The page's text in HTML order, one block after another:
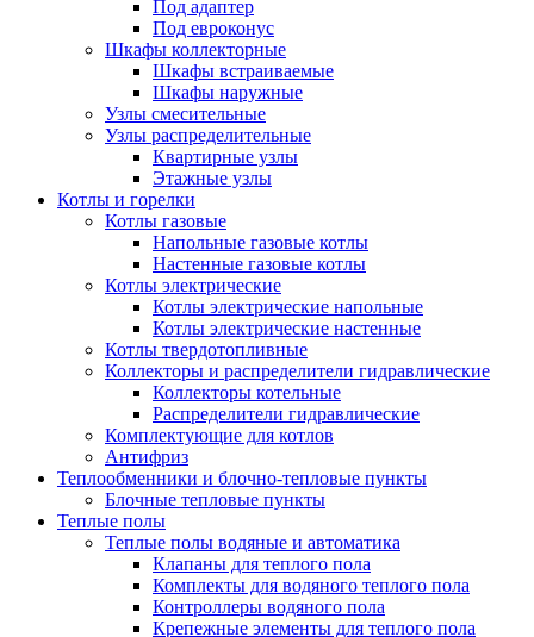
Под адаптер
Под евроконус
Шкафы коллекторные
Шкафы встраиваемые
Шкафы наружные
Узлы смесительные
Узлы распределительные
Квартирные узлы
Этажные узлы
Котлы и горелки
Котлы газовые
Напольные газовые котлы
Настенные газовые котлы
Котлы электрические
Котлы электрические напольные
Котлы электрические настенные
Котлы твердотопливные
Коллекторы и распределители гидравлические
Коллекторы котельные
Распределители гидравлические
Комплектующие для котлов
Антифриз
Теплообменники и блочно-тепловые пункты
Блочные тепловые пункты
Теплые полы
Теплые полы водяные и автоматика
Клапаны для теплого пола
Комплекты для водяного теплого пола
Контроллеры водяного пола
Крепежные элементы для теплого пола